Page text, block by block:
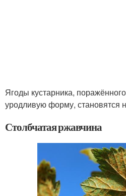
Ягоды кустарника,
уродливую форму, становятся
Столбчатая ржавчина